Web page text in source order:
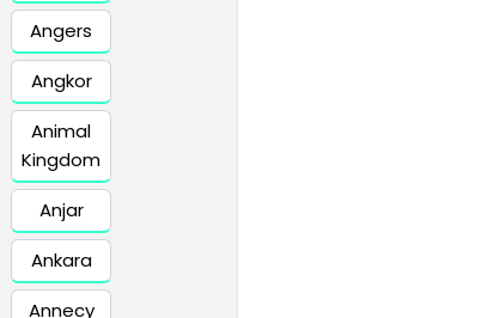
Angers
Angkor
Animal
Kingdom
Anjar
Ankara
Annecy